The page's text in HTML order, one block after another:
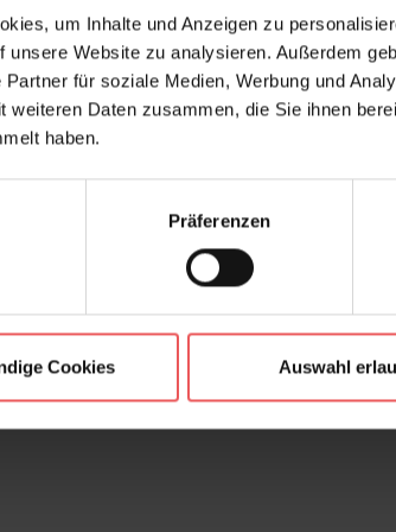
um Inhalte und Anzeigen zu
unsere Website zu analysieren. Außerdem
Partner für soziale Medien, Werbung und
weiteren Daten zusammen, die Sie ihnen
haben.
Präferenzen
Cookies Auswahl